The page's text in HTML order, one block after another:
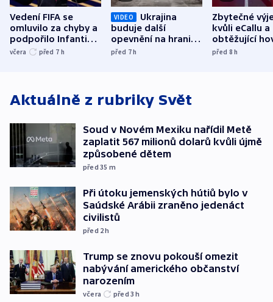
Vedení FIFA se
omluvilo za chyby a
podpořilo Infantina.
UEFA trvá na
včera před 7 h
VIDEO
Ukrajina
buduje další
opevnění na hranici
s Běloruskem
před 7h
Zbytečné
kvůli eCallu a
obtěžující
zdržují
před 8h
Aktuálně z rubriky Svět
Soud v Novém Mexiku nařídil Metě
zaplatit 567 milionů dolarů kvůli újmě
způsobené dětem
před 35 m
Při útoku jemenských hútiů bylo v
Saúdské Arábii zraněno jedenáct
civilistů
před 2h
Trump se znovu pokouší omezit
nabývání amerického občanství
narozením
včera před 3h